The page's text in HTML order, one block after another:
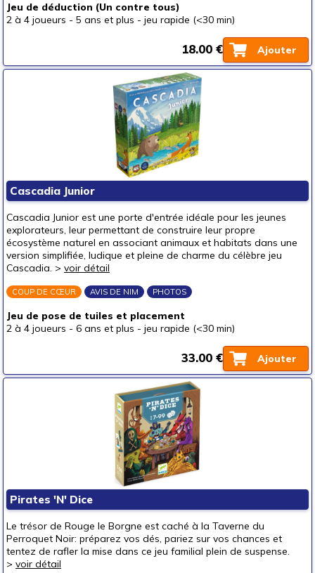
Jeu de déduction (Un contre tous)
2 à 4 joueurs - 5 ans et plus - jeu rapide (<30 min)
Ajouter
18.00 €
Cascadia Junior
Cascadia Junior est une porte d'entrée idéale pour les jeunes
explorateurs, leur permettant de construire leur propre
écosystème naturel en associant animaux et habitats dans une
version simplifiée, ludique et pleine de charme du célèbre jeu
Cascadia. > voir détail
COUP DE CŒUR AVIS DE NIM PHOTOS
Jeu de pose de tuiles et placement
2 à 4 joueurs - 6 ans et plus - jeu rapide (<30 min)
Ajouter
33.00 €
Pirates 'N' Dice
Le trésor de Rouge le Borgne est caché à la Taverne du
Perroquet Noir: préparez vos dés, pariez sur vos chances et
tentez de rafler la mise dans ce jeu familial plein de suspense.
> voir détail